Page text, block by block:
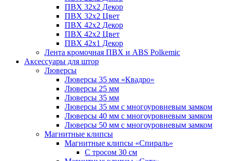
ПВХ 32x2 Декор
ПВХ 32x2 Цвет
ПВХ 42x2 Декор
ПВХ 42x2 Цвет
ПВХ 42x1 Декор
Лента кромочная ПВХ и ABS Polkemic
Аксессуары для штор
Люверсы
Люверсы 35 мм «Квадро»
Люверсы 25 мм
Люверсы 35 мм
Люверсы 35 мм с многоуровневым замком
Люверсы 40 мм с многоуровневым замком
Люверсы 50 мм с многоуровневым замком
Магнитные клипсы
Магнитные клипсы «Спираль»
С тросом 30 см